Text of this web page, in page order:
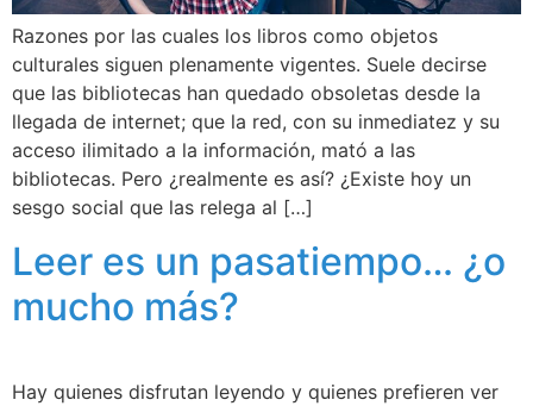
Razones por las cuales los libros como objetos
culturales siguen plenamente vigentes. Suele decirse
que las bibliotecas han quedado obsoletas desde la
llegada de internet; que la red, con su inmediatez y su
acceso ilimitado a la información, mató a las
bibliotecas. Pero ¿realmente es así? ¿Existe hoy un
sesgo social que las relega al […]
Leer es un pasatiempo… ¿o
mucho más?
Hay quienes disfrutan leyendo y quienes prefieren ver